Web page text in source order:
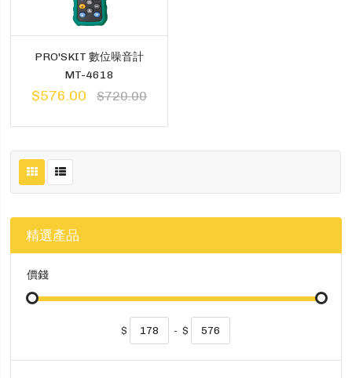
PRO'SKIT 數位噪音計
MT-4618
$576.00 $720.00
精選產品
價錢
$ - $